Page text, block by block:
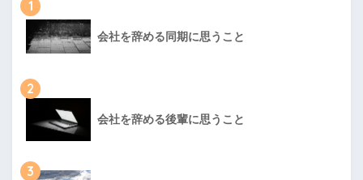
1
会社を辞める同期に思うこと
2
会社を辞める後輩に思うこと
3